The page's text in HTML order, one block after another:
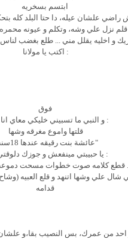
ابتسم بسخريه
علشان عيله، دا حتا البلد كله
قلم نزل علي وشه، وتكلم و عيونه
و اخليه يقلل مني ... طلع بغضب
: اكتب يا مولانا
فوق
: و النبي ما تسبيني خليكي معاي
قلتها واموع مغرقه وشها
"عائشة بنت رقيقه عندها 18سنه"
: يا حبيبتي مينفعش و جوزك
قطع كلامه صوت خطوات مسحت دموعه
شال علي وشها اتنهد و قلع العبيه
قدامه
من عمرك، بس النصيب بقا،و